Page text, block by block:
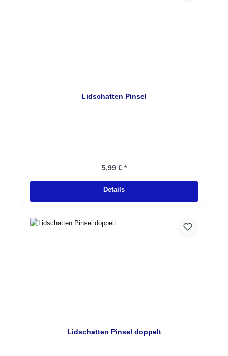
Lidschatten Pinsel
Regulärer Preis:
5,99 € *
Details
Lidschatten Pinsel doppelt